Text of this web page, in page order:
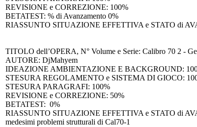
REVISIONE e CORREZIONE: 100%
BETATEST: % di Avanzamento 0%
RIASSUNTO SITUAZIONE EFFETTIVA e STATO di
TITOLO dell’OPERA, N° Volume e Serie: Calibro 70 2 -
AUTORE: DjMahyem
IDEAZIONE AMBIENTAZIONE E BACKGROUND:
STESURA REGOLAMENTO e SISTEMA DI GIOCO:
STESURA PARAGRAFI: 100%
REVISIONE e CORREZIONE: 50%
BETATEST: 0%
RIASSUNTO SITUAZIONE EFFETTIVA e STATO di
medesimi problemi strutturali di Cal70-1